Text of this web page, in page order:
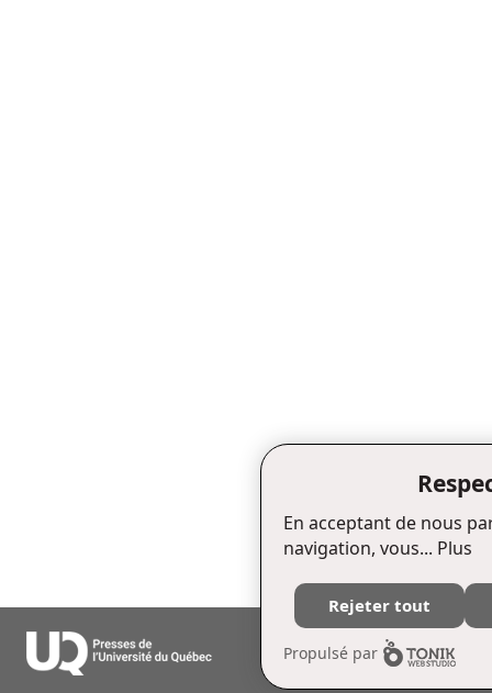
Édifice Fleurie, 480, de La Chapelle,
Tél. : (418) 657-4399 Téléc. : (418)
En acceptant de nous
navigation, vous... Plus
Rejeter tout
Propulsé par